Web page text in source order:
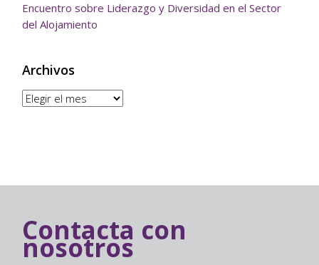
Encuentro sobre Liderazgo y Diversidad en el Sector
del Alojamiento
Archivos
Archivos
Contacta con
nosotros